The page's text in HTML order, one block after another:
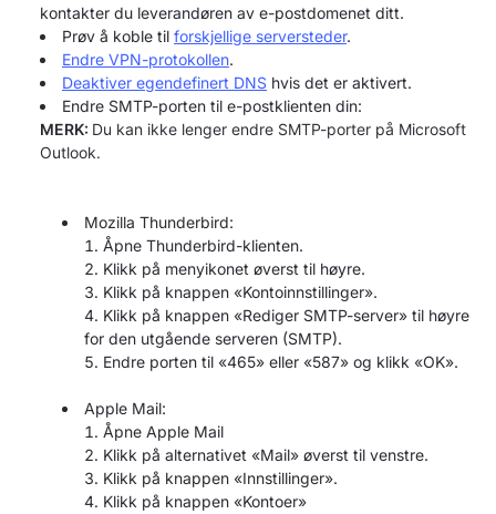
kontakter du leverandøren av e-postdomenet ditt.
Prøv å koble til forskjellige serversteder.
Endre VPN-protokollen.
Deaktiver egendefinert DNS hvis det er aktivert.
Endre SMTP-porten til e-postklienten din:
MERK: Du kan ikke lenger endre SMTP-porter på Microsoft
Outlook.
Mozilla Thunderbird:
Åpne Thunderbird-klienten.
Klikk på menyikonet øverst til høyre.
Klikk på knappen «Kontoinnstillinger».
Klikk på knappen «Rediger SMTP-server» til høyre
for den utgående serveren (SMTP).
Endre porten til «465» eller «587» og klikk «OK».
Apple Mail:
Åpne Apple Mail
Klikk på alternativet «Mail» øverst til venstre.
Klikk på knappen «Innstillinger».
Klikk på knappen «Kontoer»